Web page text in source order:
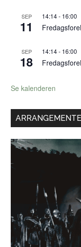
SEP
11
14:14- 16:00
SEP
18
14:14- 16:00
Se kalenderen